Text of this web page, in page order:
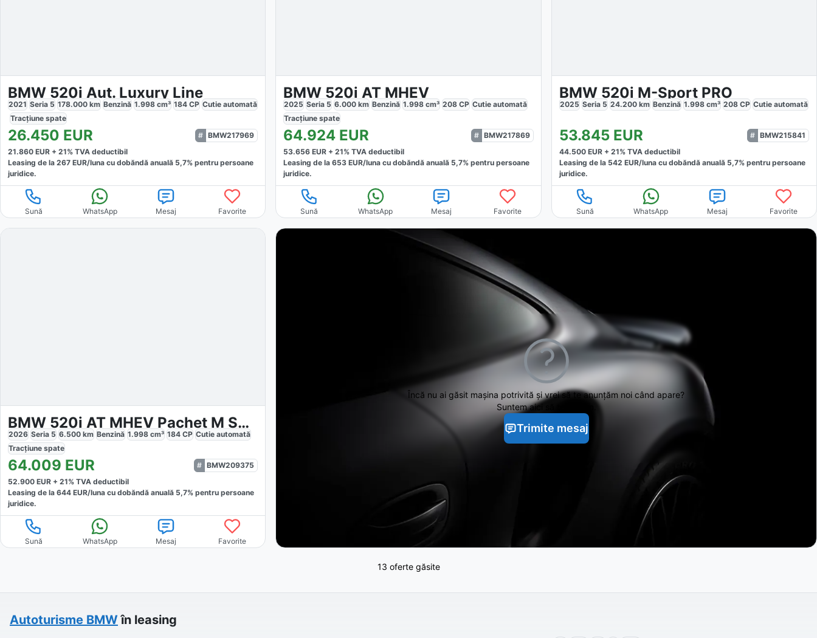
BMW 520i Aut. Luxury Line
2021 Seria 5 178.000 km Benzină 1.998 cm³ 184 CP Cutie automată
Tracțiune spate
26.450 EUR
BMW217969
21.860 EUR + 21% TVA deductibil
Leasing de la 267 EUR/luna cu dobăndă anuală 5,7% pentru persoane
juridice.
Sună WhatsApp Mesaj Favorite
BMW 520i AT MHEV
2025 Seria 5 6.000 km Benzină 1.998 cm³ 208 CP Cutieautomată
Tracțiunespate
64.924 EUR
BMW217869
53.656 EUR +21% TVA deductibil
Leasing de la653 EUR/luna cu dobăndă anuală 5,7% pentru persoane
juridice.
Sună WhatsApp Mesaj Favorite
BMW 520i M-Sport PRO
2025 Seria 5 24.200km Benzină 1.998cm³ 208CP Cutie automată
53.845EUR
BMW215841
44.500EUR + 21% TVA deductibil
Leasing de la 542 EUR/lunacu dobăndă anuală 5,7% pentru persoane
juridice.
Sună WhatsApp Mesaj Favorite
BMW 520i AT MHEV Pachet M Sport
2026 Seria 5 6.500 km Benzină 1.998 cm³ 184 CP Cutie automată
Tracțiune spate
64.009 EUR
BMW209375
52.900 EUR + 21% TVA deductibil
Leasing de la 644 EUR/luna cu dobăndă anuală 5,7% pentru persoane
juridice.
Sună WhatsApp Mesaj Favorite
Încă nu ai găsit mașina potrivită și vrei să te anunțăm noi când apare?
Suntem aici să te ajutăm.
Trimite mesaj
13 oferte găsite
Autoturisme BMW în leasing